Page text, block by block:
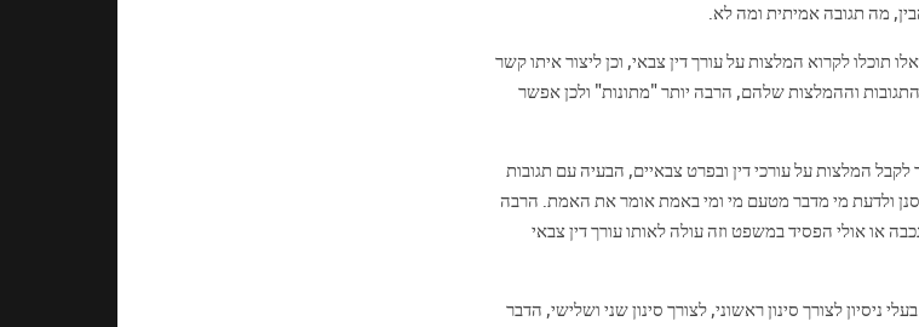
מה תגובה אמיתית ומה לא.
לקרוא המלצות על עורך דין צבאי, וכן ליצור איתו קשר
וההמלצות שלהם, הרבה יותר "מתונות" ולכן אפשר
המלצות על עורכי דין ובפרט צבאיים, הבעיה עם תגובות
ולדעת מי מדבר מטעם מי ומי באמת אומר את האמת. הרבה
או אולי הפסיד במשפט וזה עולה לאותו עורך דין צבאי
לצורך סינון ראשוני, לצורך סינון שני ושלישי, הדבר